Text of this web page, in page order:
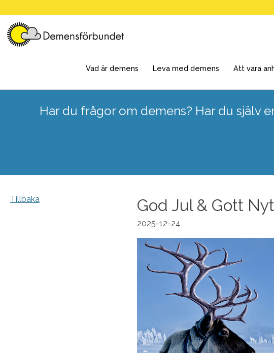
to
content
Vad är demens Leva med demens Att vara
Har du frågor om demens? Har du själv
Tillbaka God Jul & Gott
2025-12-24